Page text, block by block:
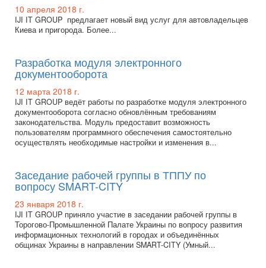
10 апреля 2018 г.
IJI IT GROUP предлагает новый вид услуг для автовладельцев
Киева и пригорода. Более...
Разработка модуля электронного
документооборота
12 марта 2018 г.
IJI IT GROUP ведёт работы по разработке модуля электронного
документооборота согласно обновлённым требованиям
законодательства. Модуль предоставит возможность
пользователям программного обеспечения самостоятельно
осуществлять необходимые настройки и изменения в...
Заседание рабочей группы в ТППУ по
вопросу SMART-CITY
23 января 2018 г.
IJI IT GROUP приняло участие в заседании рабочей группы в
Торогово-Промышленной Палате Украины по вопросу развития
информационных технологий в городах и объединённых
общинах Украины в направлении SMART-CITY (Умный...